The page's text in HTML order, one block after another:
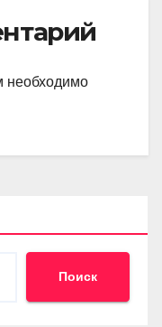
необходимо
Поиск